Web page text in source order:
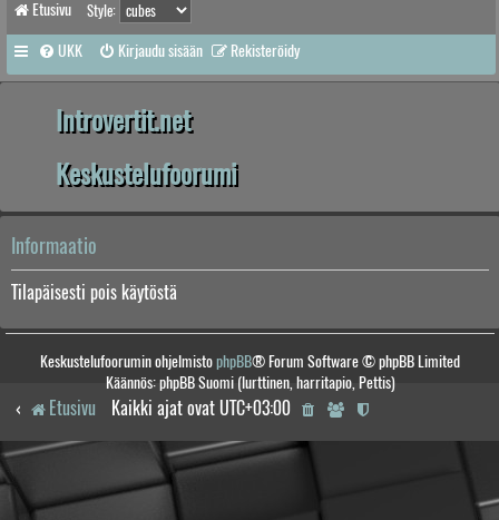
Etusivu Style:
UKK Kirjaudu sisään Rekisteröidy
Introvertit.net
Keskustelufoorumi
Informaatio
Tilapäisesti pois käytöstä
Keskustelufoorumin ohjelmistophpBB® Forum Software © phpBB Limited
Käännös: phpBB Suomi (lurttinen, harritapio, Pettis)
Etusivu Kaikki ajat ovat UTC+03:00